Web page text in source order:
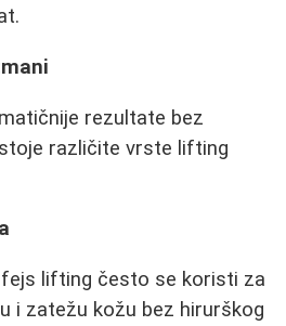
rezultate bez
različite vrste lifting
lifting često se koristi za
i zatežu kožu bez hirurškog